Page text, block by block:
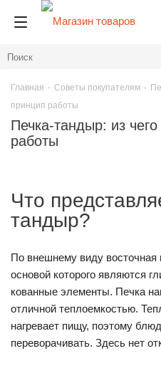
Главная - Советы покупателям -
принцип работы
Печка-тандыр: из
работы
Что
тандыр?
По внешнему виду восточная
основой которого являются
кованные элементы. Печка
отличной теплоемкостью.
нагревает пищу, поэтому
переворачивать. Здесь нет